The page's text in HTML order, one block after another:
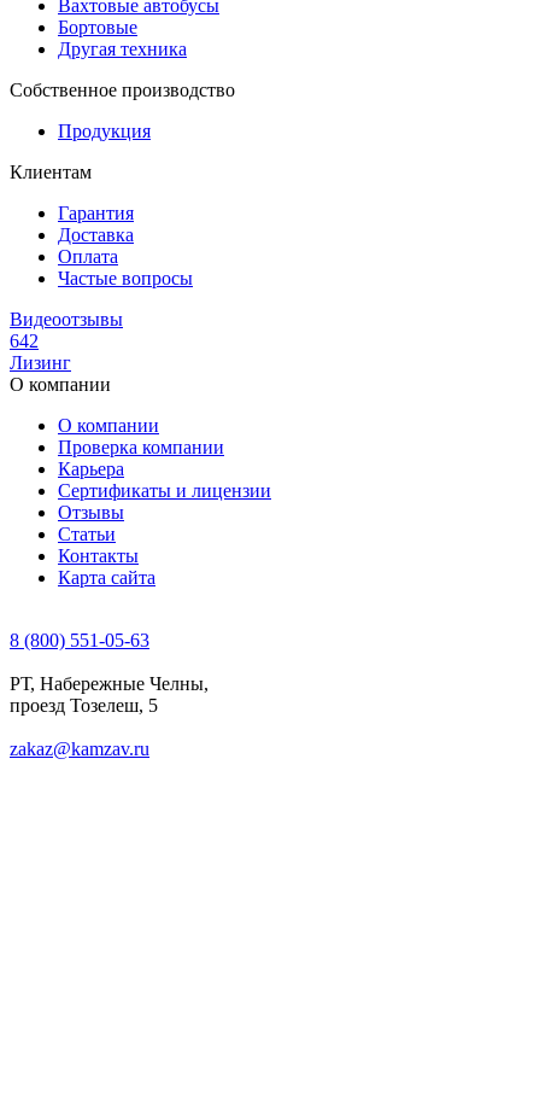
Вахтовые автобусы
Бортовые
Другая техника
Собственное производство
Продукция
Клиентам
Гарантия
Доставка
Оплата
Частые вопросы
Видеоотзывы
642
Лизинг
О компании
О компании
Проверка компании
Карьера
Сертификаты и лицензии
Отзывы
Статьи
Контакты
Карта сайта
8 (800) 551-05-63
РТ, Набережные Челны,
проезд Тозелеш, 5
zakaz@kamzav.ru